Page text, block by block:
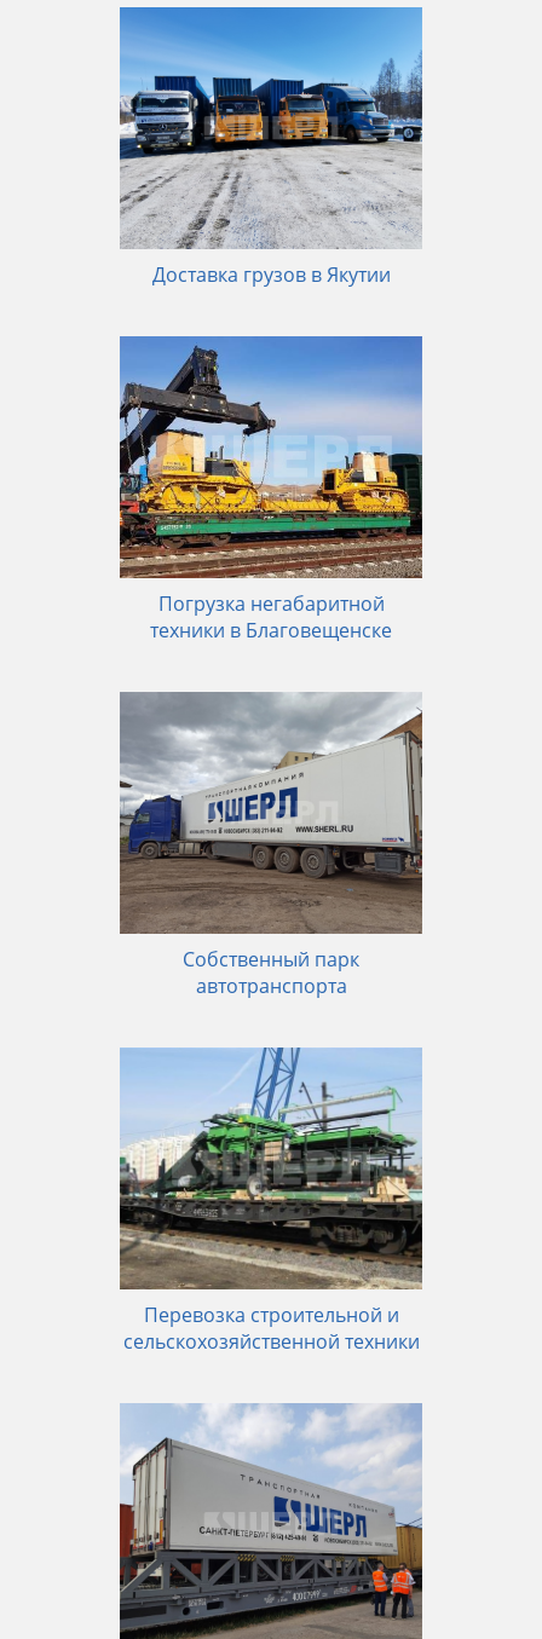
Доставка грузов в Якутии
Погрузка негабаритной
техники в Благовещенске
Собственный парк
автотранспорта
Перевозка строительной и
сельскохозяйственной техники